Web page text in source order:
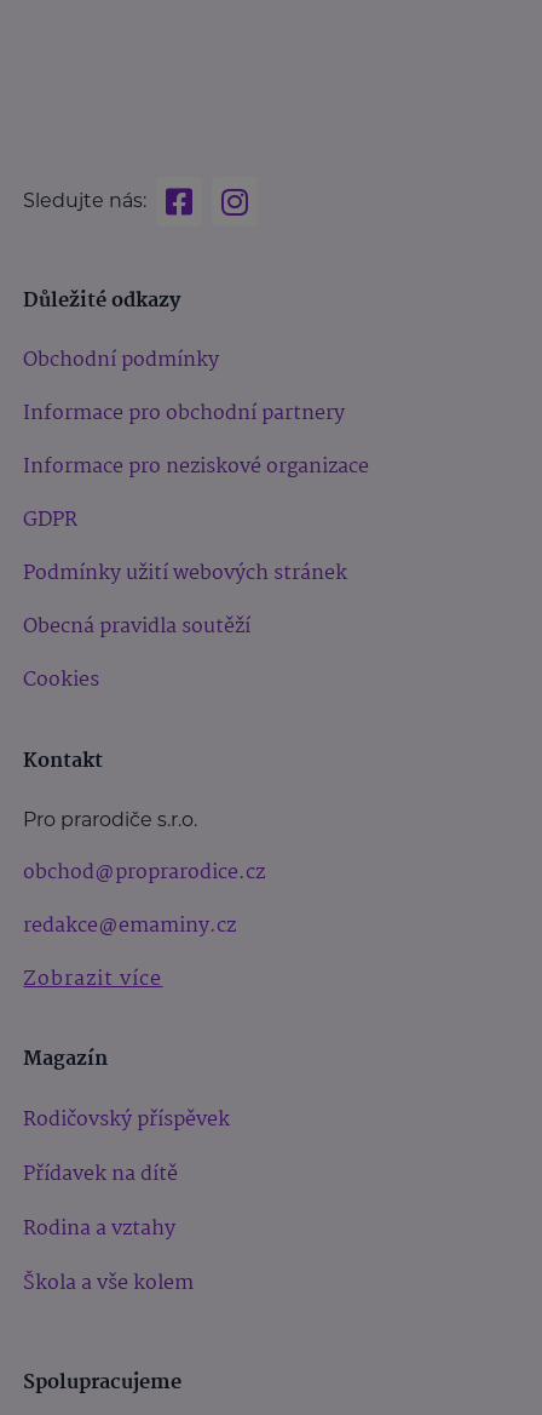
Sledujte nás:
Důležité odkazy
Obchodní podmínky
Informace pro obchodní partnery
Informace pro neziskové organizace
GDPR
Podmínky užití webových stránek
Obecná pravidla soutěží
Cookies
Kontakt
Pro prarodiče s.r.o.
obchod@proprarodice.cz
redakce@emaminy.cz
Zobrazit více
Magazín
Rodičovský příspěvek
Přídavek na dítě
Rodina a vztahy
Škola a vše kolem
Spolupracujeme